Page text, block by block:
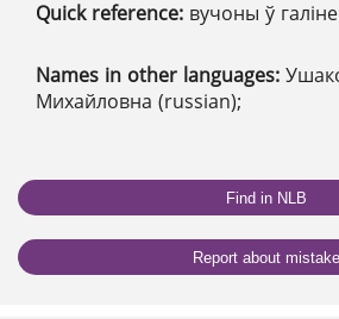
Quick reference: вучоны ў галіне
Names in other languages:
Михайловна (russian);
Find in NLB
Report about mistake